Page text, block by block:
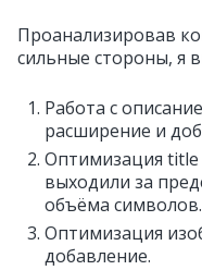
Проанализировав
сильные стороны, я
Работа с
расширение и
Оптимизация
выходили за
объёма символов.
Оптимизация
добавление.